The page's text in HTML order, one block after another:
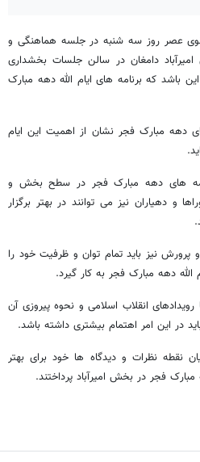
عصر روز سه شنبه در جلسه هماهنگی و
دامغان در سالن جلسات بخشداری
باشد که برنامه های ایام الله دهه مبارک
دهه مبارک فجر نشان از اهمیت این ایام
های دهه مبارک فجر در سطح بخش و
و دهیاران نیز می توانند در بهتر برگزار
پرورش نیز باید تمام توان و ظرفیت خود را
الله دهه مبارک فجر به کار گیرد.
انقلاب اسلامی و نحوه پیروزی آن
در این امر اهتمام بیشتری داشته باشد.
نقطه نظرات و دیدگاه ها خود برای بهتر
مبارک فجر در بخش امیرآباد پرداختند.